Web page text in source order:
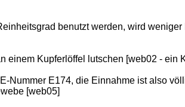
benutzt werden, wird
einem Kupferlöffel lutschen [web02 - ein
Nummer E174, die Einnahme ist also
[web05]